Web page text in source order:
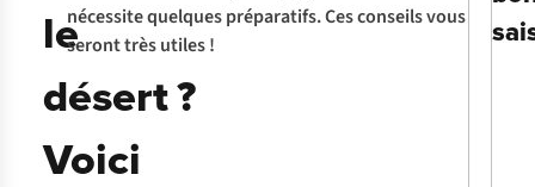
le
désert ?
Voici
nécessite quelques préparatifs. Ces conseils vous
seront très utiles !